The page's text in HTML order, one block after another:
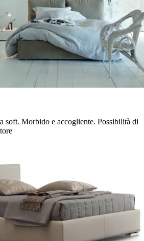
soft. Morbido e accogliente. Possibilità di